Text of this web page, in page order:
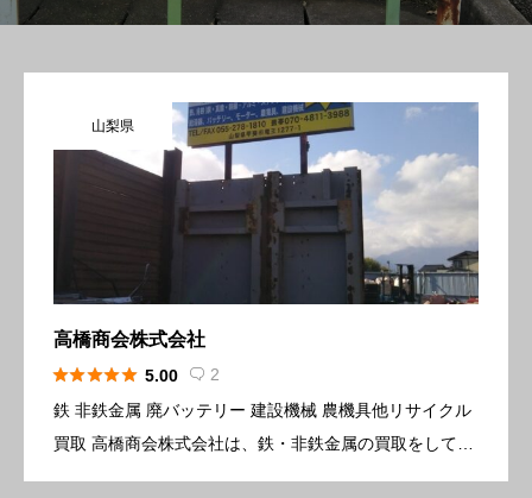
山梨県
高橋商会株式会社
 5.00  2
鉄 非鉄金属 廃バッテリー 建設機械 農機具他リサイクル
買取 高橋商会株式会社は、鉄・非鉄金属の買取をしてい
ます。 不要なものを価値ある資産に変えるサービスを提